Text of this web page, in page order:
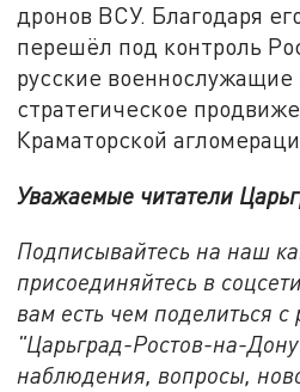
дронов ВСУ. Благодаря
перешёл под контроль
русские военнослужащие
стратегическое
Краматорской
Уважаемые читатели
Подписывайтесь на наш
присоединяйтесь в соцсети
вам есть чем поделиться с
"Царьград-Ростов-на-
наблюдения, вопросы,